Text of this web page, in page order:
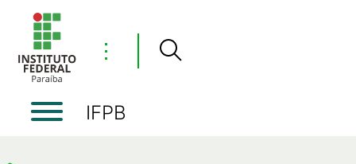
⋮
IFPB